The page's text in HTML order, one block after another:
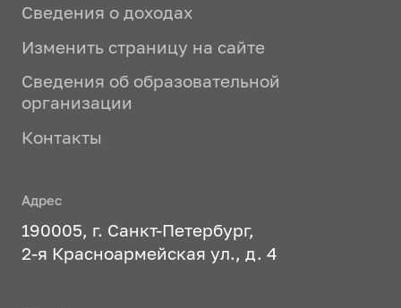
Сведения о доходах
Изменить страницу на сайте
Сведения об образовательной
организации
Контакты
Адрес
190005, г. Санкт-Петербург,
2-я Красноармейская ул., д. 4